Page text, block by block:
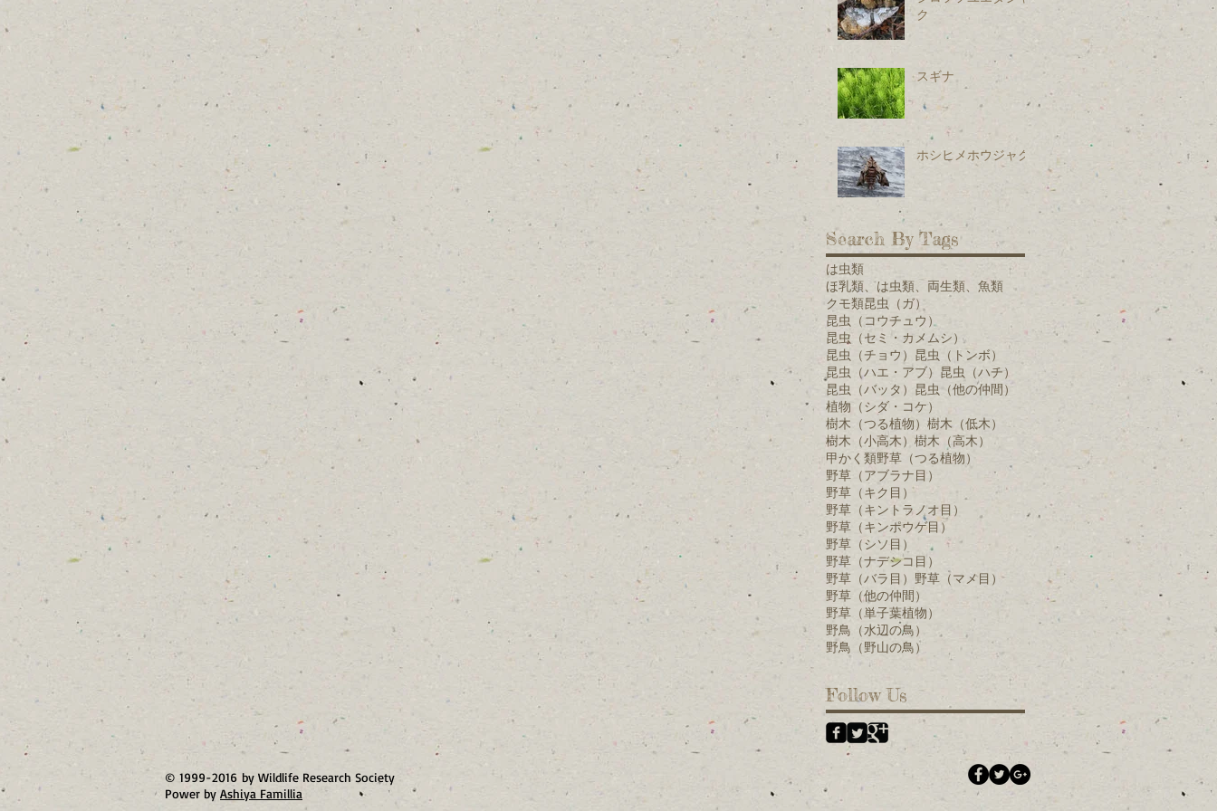
ク
スギナ
ホシヒメホウジャク
Search By Tags
は虫類
ほ乳類、は虫類、両生類、魚類
クモ類昆虫（ガ）
昆虫（コウチュウ）
昆虫（セミ・カメムシ）
昆虫（チョウ） 昆虫（トンボ）
昆虫（ハエ・アブ） 昆虫（ハチ）
昆虫（バッタ） 昆虫（他の仲間）
植物（シダ・コケ）
樹木（つる植物） 樹木（低木）
樹木（小高木） 樹木（高木）
甲かく類野草（つる植物）
野草（アブラナ目）
野草（キク目）
野草（キントラノオ目）
野草（キンポウゲ目）
野草（シソ目）
野草（ナデシコ目）
野草（バラ目） 野草（マメ目）
野草（他の仲間）
野草（単子葉植物）
野鳥（水辺の鳥）
野鳥（野山の鳥）
Follow Us
© 1999-2016 by Wildlife Research Society
Power by Ashiya Famillia